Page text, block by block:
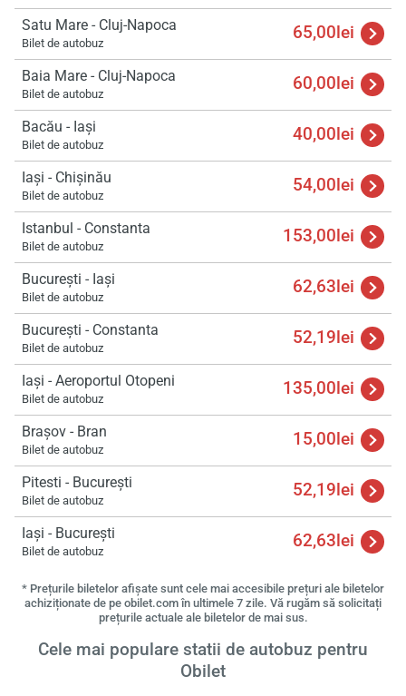
Satu Mare - Cluj-Napoca
Bilet de autobuz 65,00lei
Baia Mare - Cluj-Napoca
Bilet de autobuz 60,00lei
Bacău - Iași
Bilet de autobuz 40,00lei
Iași - Chișinău
Bilet de autobuz 54,00lei
Istanbul - Constanta
Bilet de autobuz 153,00lei
București - Iași
Bilet de autobuz 62,63lei
București - Constanta
Bilet de autobuz 52,19lei
Iași - Aeroportul Otopeni
Bilet de autobuz 135,00lei
Braşov - Bran
Bilet de autobuz 15,00lei
Pitesti - București
Bilet de autobuz 52,19lei
Iași - București
Bilet de autobuz 62,63lei
* Prețurile biletelor afișate sunt cele mai accesibile prețuri ale biletelor
achiziționate de pe obilet.com în ultimele 7 zile. Vă rugăm să solicitați
prețurile actuale ale biletelor de mai sus.
Cele mai populare statii de autobuz pentru
Obilet
va